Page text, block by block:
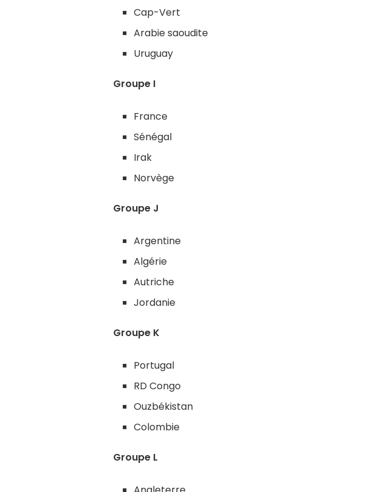
Cap-Vert
Arabie saoudite
Uruguay
Groupe I
France
Sénégal
Irak
Norvège
Groupe J
Argentine
Algérie
Autriche
Jordanie
Groupe K
Portugal
RD Congo
Ouzbékistan
Colombie
Groupe L